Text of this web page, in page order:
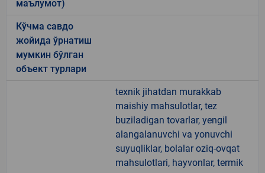
маълумот)
Кўчма савдо
жойида ўрнатиш
мумкин бўлган
объект турлари
texnik jihatdan murakkab
maishiy mahsulotlar, tez
buziladigan tovarlar, yengil
alangalanuvchi va yonuvchi
suyuqliklar, bolalar oziq-ovqat
mahsulotlari, hayvonlar, termik